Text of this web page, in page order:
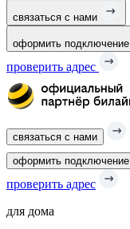
связаться с нами
оформить подключение
проверить адрес
связаться с нами
оформить подключение
проверить адрес
для дома